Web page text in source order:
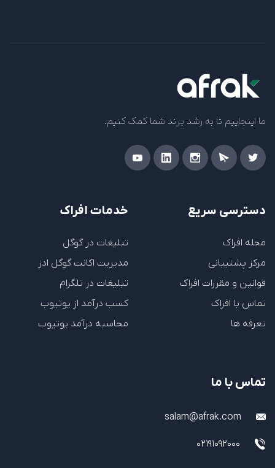
ما اینجاییم تا به رشد برند شما کمک کنیم.
دسترسی سریع
مجله افراک
مرکز پشتیبانی
قوانین و مقررات افراک
تماس با افراک
تعرفه ها
خدمات افراک
تبلیغات در گوگل
مدیریت اکانت گوگل ادز
تبلیغات در تلگرام
کسب درآمد از یوتیوب
محاسبه درآمد یوتیوب
تماس با ما
salam@afrak.com
02191092000